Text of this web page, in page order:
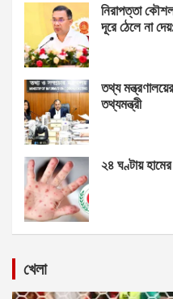
নিরাপত্তা
দূরে ঠেলে না
তথ্য
তথ্যমন্ত্রী
২৪ ঘণ্টায়
খেলা